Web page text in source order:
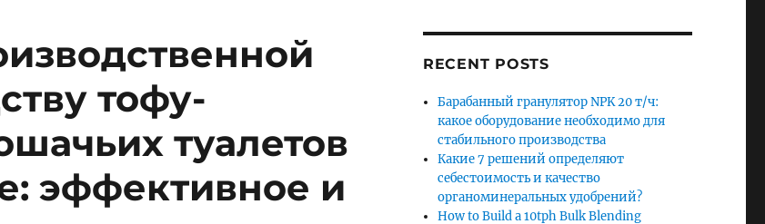
тофу-
туалетов
эффективное и
RECENT POSTS
Барабанный гранулятор NPK 20 т/ч:
какое оборудование необходимо для
стабильного производства
Какие 7 решений определяют
себестоимость и качество
органоминеральных удобрений?
How to Build a 10tph Bulk Blending